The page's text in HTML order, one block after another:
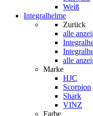
Weiß
Integralhelme
Zurück
alle
alle
Marke
HJC
Scorpion
Shark
VINZ
Farbe